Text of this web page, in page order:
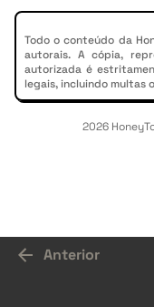
Todo o conteúdo da
autorais. A cópia,
autorizada é
legais, incluindo multas
2026
Anterior